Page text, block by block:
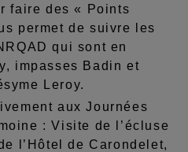
faire des « Points
permet de suivre les
qui sont en
impasses Badin et
Leroy.
aux Journées
: Visite de l’écluse
l’Hôtel de Carondelet,